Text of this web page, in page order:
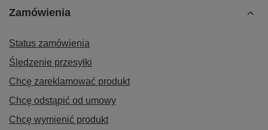
Zamówienia
Status zamówienia
Śledzenie przesyłki
Chcę zareklamować produkt
Chcę odstąpić od umowy
Chcę wymienić produkt